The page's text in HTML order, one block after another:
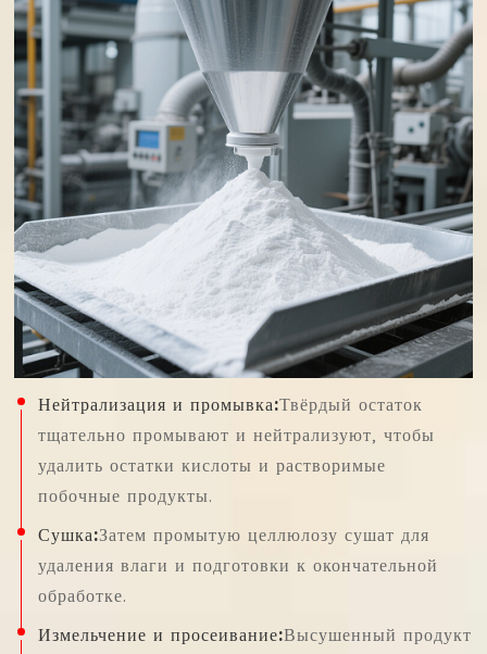
Нейтрализация и промывка:Твёрдый остаток
тщательно промывают и нейтрализуют, чтобы
удалить остатки кислоты и растворимые
побочные продукты.
Сушка:Затем промытую целлюлозу сушат для
удаления влаги и подготовки к окончательной
обработке.
Измельчение и просеивание:Высушенный продукт